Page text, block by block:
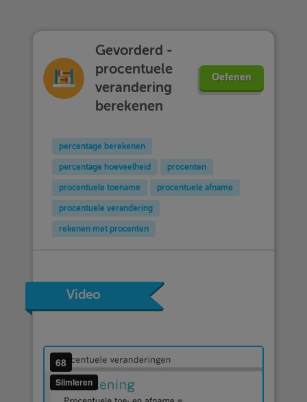
Gevorderd -
procentuele
verandering
berekenen
Oefenen
percentage berekenen
percentage hoeveelheid procenten
procentuele toename procentuele afname
procentuele verandering
rekenen met procenten
Video